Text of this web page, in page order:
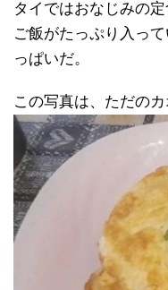
タイではおなじみの定
ご飯がたっぷり入っ
っぱいだ。
この写真は、ただの